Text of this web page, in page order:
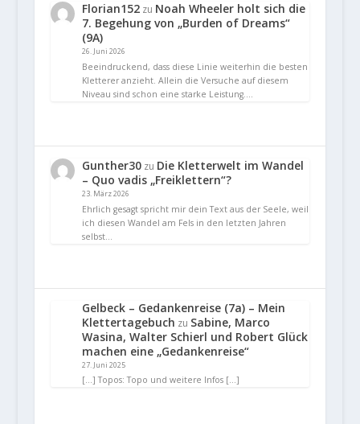
Florian152zu Noah Wheeler holt sich die
7. Begehung von „Burden of Dreams“
(9A)
26. Juni 2026
Beeindruckend, dass diese Linie weiterhin die besten
Kletterer anzieht. Allein die Versuche auf diesem
Niveau sind schon eine starke Leistung.…
Gunther30zu Die Kletterwelt im Wandel
– Quo vadis „Freiklettern“?
23. März 2026
Ehrlich gesagt spricht mir dein Text aus der Seele, weil
ich diesen Wandel am Fels in den letzten Jahren
selbst…
Gelbeck – Gedankenreise (7a) – Mein
Klettertagebuch zu Sabine, Marco
Wasina, Walter Schierl und Robert Glück
machen eine „Gedankenreise“
27. Juni 2025
[…] Topos: Topo und weitere Infos […]